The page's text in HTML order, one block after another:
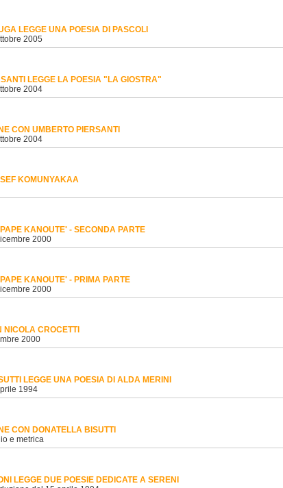
LEGGE UNA POESIA DI PASCOLI
2005
LEGGE LA POESIA "LA GIOSTRA"
2004
CON UMBERTO PIERSANTI
2004
KOMUNYAKAA
KANOUTE' - SECONDA PARTE
2000
KANOUTE' - PRIMA PARTE
2000
NICOLA CROCETTI
2000
LEGGE UNA POESIA DI ALDA MERINI
1994
CON DONATELLA BISUTTI
e metrica
LEGGE DUE POESIE DEDICATE A SERENI